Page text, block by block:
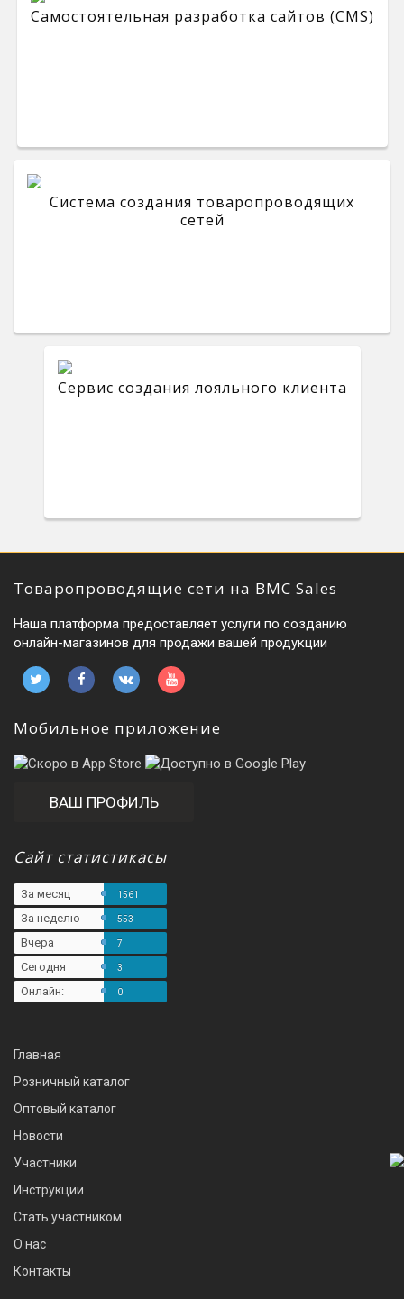
Самостоятельная разработка сайтов (CMS)
Система создания товаропроводящих
сетей
Сервис создания лояльного клиента
Товаропроводящие сети на BMC Sales
Наша платформа предоставляет услуги по созданию
онлайн-магазинов для продажи вашей продукции
Мобильное приложение
ВАШ ПРОФИЛЬ
Сайт статистикасы
За месяц 1561
За неделю 553
Вчера 7
Сегодня 3
Онлайн: 0
Главная
Розничный каталог
Оптовый каталог
Новости
Участники
Инструкции
Стать участником
О нас
Контакты